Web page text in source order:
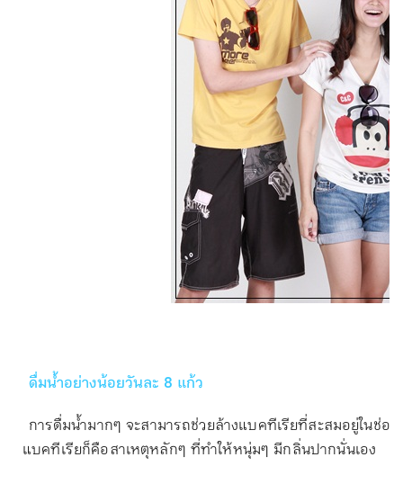
ดื่มน้ำอย่างน้อยวันละ 8 แก้ว
การดื่มน้ำมากๆ จะสามารถช่วยล้างแบคทีเรียที่สะสมอยู่ในช่อ
แบคทีเรียก็คือสาเหตุหลักๆ ที่ทำให้หนุ่มๆ มีกลิ่นปากนั่นเอง